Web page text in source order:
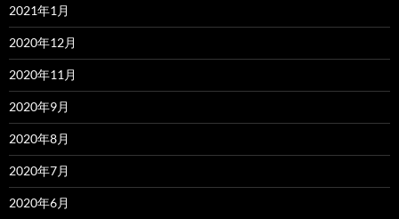
2021年1月
2020年12月
2020年11月
2020年9月
2020年8月
2020年7月
2020年6月